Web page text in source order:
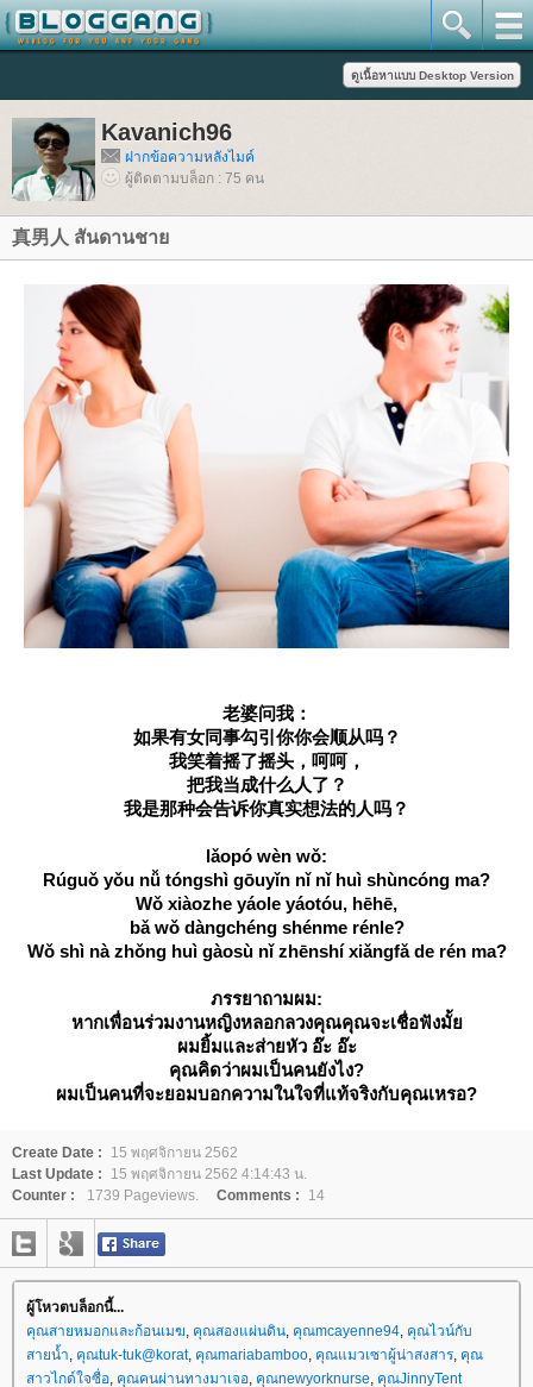
Kavanich96
ฝากข้อความหลังไมค์
ผู้ติดตามบล็อก : 75 คน
真男人 สันดานชา
老婆问我：
如果有女同事勾引你你会顺从吗？
我笑着摇了摇头，呵呵，
把我当成什么人了？
我是那种会告诉你真实想法的人吗？
lǎopó wèn wǒ:
Rúguǒ yǒu nǚ tóngshì gōuyǐn nǐ nǐ huì shùncóng ma?
Wǒ xiàozhe yáole yáotóu, hēhē,
bǎ wǒ dàngchéng shénme rénle?
Wǒ shì nà zhǒng huì gàosù nǐ zhēnshí xiǎngfǎ de rén ma?
ภรรยาถามผม:
หากเพื่อนร่วมงานหญิงหลอกลวงคุณคุณจะเชื่อฟังมั้
ผมยิ้มและส่ายหัว อ๊ะ อ๊ะ
คุณคิดว่าผมเป็นคนยังไง?
ผมเป็นคนที่จะยอมบอกความในใจที่แท้จริงกับคุณเหรอ?
Create Date :
15 พฤศจิกายน 2562
Last Update :
15 พฤศจิกายน 2562 4:14:43 น.
Counter :
1739 Pageviews. Comments : 14
ผู้โหวตบล็อกนี้...
คุณสายหมอกและก้อนเมฆ, คุณสองแผ่นดิน, คุณmcayenne94, คุณไวน์กับ
สายน้ำ, คุณtuk-tuk@korat, คุณmariabamboo, คุณแมวเซาผู้น่าสงสาร, คุณ
สาวไกด์ใจซื่อ, คุณคนผ่านทางมาเจอ, คุณnewyorknurse, คุณJinnyTent